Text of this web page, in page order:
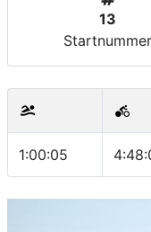
13
Startnummer
1:00:05